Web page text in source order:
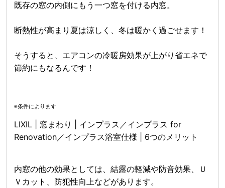
既存の窓の内側にもう一つ窓を付ける内窓。
断熱性が高まり夏は涼しく、冬は暖かく過ごせます！
そうすると、エアコンの冷暖房効果が上がり省エネで
節約にもなるんです！
※条件によります
LIXIL | 窓まわり | インプラス／インプラス for
Renovation／インプラス浴室仕様 | 6つのメリット
内窓の他の効果としては、結露の軽減や防音効果、Ｕ
Ｖカット、防犯性向上などがあります。